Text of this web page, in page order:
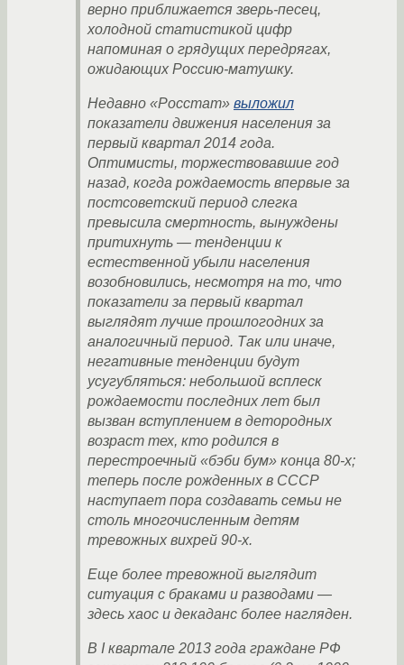
верно приближается зверь-песец,
холодной статистикой цифр
напоминая о грядущих передрягах,
ожидающих Россию-матушку.
Недавно «Росстат» выложил
показатели движения населения за
первый квартал 2014 года.
Оптимисты, торжествовавшие год
назад, когда рождаемость впервые за
постсоветский период слегка
превысила смертность, вынуждены
притихнуть — тенденции к
естественной убыли населения
возобновились, несмотря на то, что
показатели за первый квартал
выглядят лучше прошлогодних за
аналогичный период. Так или иначе,
негативные тенденции будут
усугубляться: небольшой всплеск
рождаемости последних лет был
вызван вступлением в детородных
возраст тех, кто родился в
перестроечный «бэби бум» конца 80-х;
теперь после рожденных в СССР
наступает пора создавать семьи не
столь многочисленным детям
тревожных вихрей 90-х.
Еще более тревожной выглядит
ситуация с браками и разводами —
здесь хаос и декаданс более нагляден.
В I квартале 2013 года граждане РФ